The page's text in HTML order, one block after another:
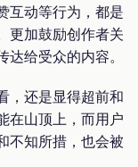
互动等行为，都是
更加鼓励创作者关
给受众的内容。
，还是显得超前和
在山顶上，而用户
不知所措，也会被